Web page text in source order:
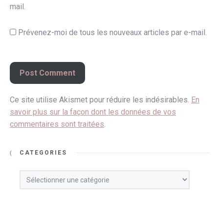
mail.
Prévenez-moi de tous les nouveaux articles par e-mail.
Ce site utilise Akismet pour réduire les indésirables. En
savoir plus sur la façon dont les données de vos
commentaires sont traitées.
CATÉGORIES